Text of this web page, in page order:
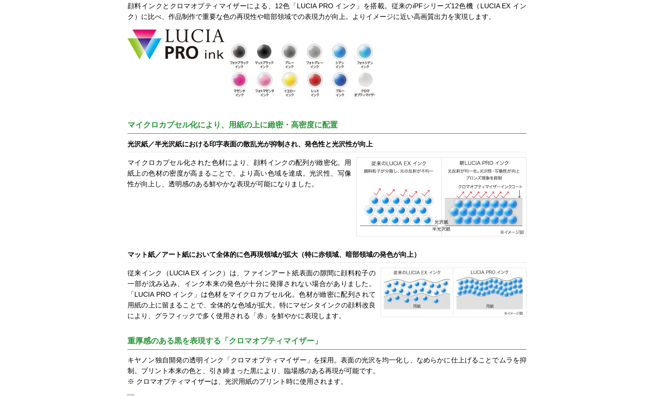
顔料インクとクロマオプティマイザーによる、12色「LUCIA PRO インク」を搭載。従来のiPFシリーズ12色機（LUCIA EX イン
ク）に比べ、作品制作で重要な色の再現性や暗部領域での表現力が向上。よりイメージに近い高画質出力を実現します。
マイクロカプセル化により、用紙の上に緻密・高密度に配置
光沢紙／半光沢紙における印字表面の散乱光が抑制され、発色性と光沢性が向上
マイクロカプセル化された色材により、顔料インクの配列が緻密化。用
紙上の色材の密度が高まることで、より高い色域を達成。光沢性、写像
性が向上し、透明感のある鮮やかな表現が可能になりました。
マット紙／アート紙において全体的に色再現領域が拡大（特に赤領域、暗部領域の発色が向上）
従来インク（LUCIA EX インク）は、ファインアート紙表面の隙間に顔料粒子の
一部が沈み込み、インク本来の発色が十分に発揮されない場合がありました。
「LUCIA PRO インク」は色材をマイクロカプセル化。色材が緻密に配列されて
用紙の上に留まることで、全体的な色域が拡大。特にマゼンタインクの顔料改良
により、グラフィックで多く使用される「赤」を鮮やかに表現します。
重厚感のある黒を表現する「クロマオプティマイザー」
キヤノン独自開発の透明インク「クロマオプティマイザー」を採用。表面の光沢を均一化し、なめらかに仕上げることでムラを抑
制。プリント本来の色と、引き締まった黒により、臨場感のある再現が可能です。
※ クロマオプティマイザーは、光沢用紙のプリント時に使用されます。